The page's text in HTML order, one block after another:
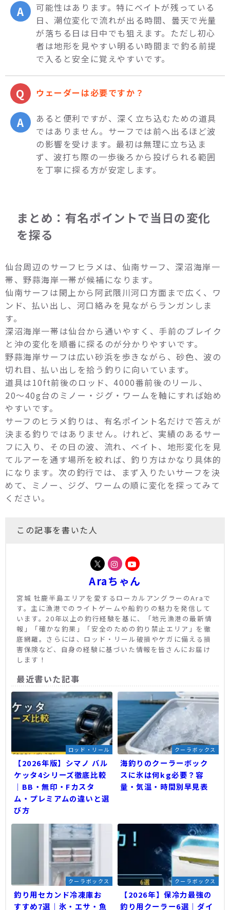
可能性はあります。特にベイトが残っている
日、潮位変化で流れが出る時間、曇天で光量
が落ちる日は日中でも狙えます。ただし初心
者は地形を見やすい明るい時間まで釣る前提
で入ると安全に覚えやすいです。
ウェーダーは必要ですか？
あると便利ですが、深く立ち込むための道具
ではありません。サーフでは前へ出るほど波
の影響を受けます。最初は無理に立ち込ま
ず、波打ち際の一歩後ろから投げられる範囲
を丁寧に探る方が安定します。
まとめ：有名ポイントで当日の変化
を探る
仙台周辺のサーフヒラメは、仙南サーフ、深沼海岸一
帯、野蒜海岸一帯が候補になります。
仙南サーフは閖上から阿武隈川河口方面まで広く、ワ
ンド、払い出し、河口絡みを見ながらランガンしま
す。
深沼海岸一帯は仙台から通いやすく、手前のブレイク
と沖の変化を順番に探るのが分かりやすいです。
野蒜海岸サーフは広い砂浜を歩きながら、砂色、波の
切れ目、払い出しを拾う釣りに向いています。
道具は10ft前後のロッド、4000番前後のリール、
20〜40g台のミノー・ジグ・ワームを軸にすれば始め
やすいです。
サーフのヒラメ釣りは、有名ポイント名だけで答えが
決まる釣りではありません。けれど、実績のあるサー
フに入り、その日の波、流れ、ベイト、地形変化を見
てルアーを通す場所を絞れば、釣り方はかなり具体的
になります。次の釣行では、まず入りたいサーフを決
めて、ミノー、ジグ、ワームの順に変化を探ってみて
ください。
この記事を書いた人
Araちゃん
宮城 牡鹿半島エリアを愛するローカルアングラーのAraで
す。主に漁港でのライトゲームや船釣りの魅力を発信して
います。20年以上の釣行経験を基に、「地元漁港の最新情
報」「確かな釣果」「安全のための釣り禁止エリア」を徹
底網羅。さらには、ロッド・リール破損やケガに備える損
害保険など、自身の経験に基づいた情報を皆さんにお届け
します！
最近書いた記事
ロッド・リール
【2026年版】シマノ バル
ケッタ4シリーズ徹底比較
｜BB・無印・Fカスタ
ム・プレミアムの違いと選
び方
クーラボックス
海釣りのクーラーボック
スに氷は何kg必要？容
量・気温・時間別早見表
クーラボックス
釣り用セカンド冷凍庫お
すすめ7選｜氷・エサ・魚
クーラボックス
【2026年】保冷力最強の
釣り用クーラー6選｜ダイ